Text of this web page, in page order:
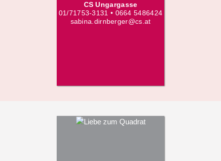
CS Ungargasse
01/71753-3131 • 0664 5486424
sabina.dirnberger@cs.at